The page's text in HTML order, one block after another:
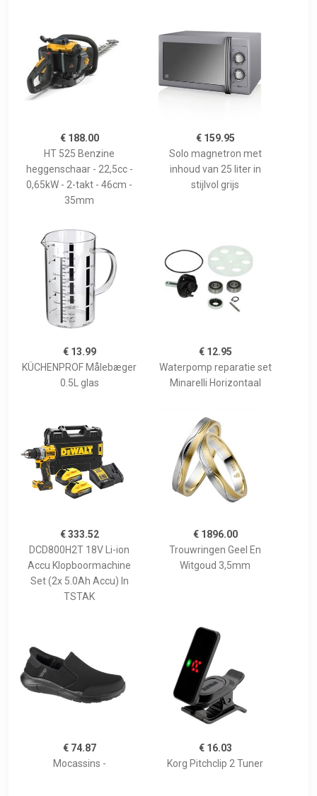
€ 188.00
HT 525 Benzine
heggenschaar - 22,5cc -
0,65kW - 2-takt - 46cm -
35mm
€ 159.95
Solo magnetron met
inhoud van 25 liter in
stijlvol grijs
€ 13.99
KÜCHENPROF Målebæger
0.5L glas
€ 12.95
Waterpomp reparatie set
Minarelli Horizontaal
€ 333.52
DCD800H2T 18V Li-ion
Accu Klopboormachine
Set (2x 5.0Ah Accu) In
TSTAK
€ 1896.00
Trouwringen Geel En
Witgoud 3,5mm
€ 74.87
Mocassins -
€ 16.03
Korg Pitchclip 2 Tuner